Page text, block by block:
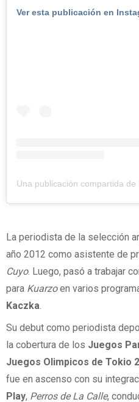
Ver esta publicación en
La periodista de la selección
año 2012 como asistente de
Cuyo. Luego, pasó a trabajar
para Kuarzoen varios
Kaczka.
Su debut como periodista
la cobertura de los Juegos
Juegos Olimpicos de Tokio
fue en ascenso con su
Play, Perros de La Calle,